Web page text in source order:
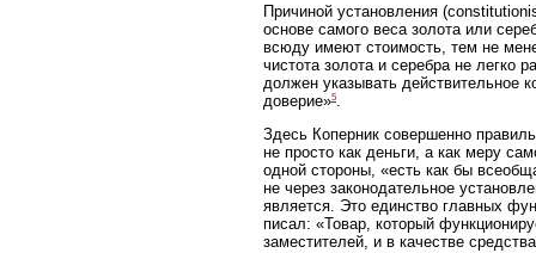
Причиной установления
основе самого веса золота или
всюду имеют стоимость, тем не
чистота золота и серебра не легко
должен указывать действительное
доверие»5.
Здесь Коперник совершенно
не просто как деньги, а как меру
одной стороны, «есть как бы
не через законодательное
является. Это единство главных
писал: «Товар, который
заместителей, и в качестве